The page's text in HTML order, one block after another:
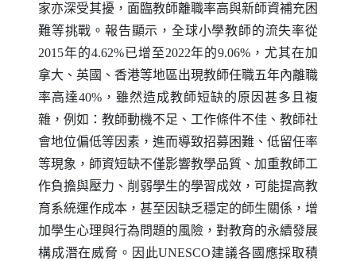
家亦深受其擾，面臨教師離職率高與新師資補充困
難等挑戰。報告顯示，全球小學教師的流失率從
2015年的4.62%已增至2022年的9.06%，尤其在加
拿大、英國、香港等地區出現教師任職五年內離職
率高達40%，雖然造成教師短缺的原因甚多且複
雜，例如：教師動機不足、工作條件不佳、教師社
會地位偏低等因素，進而導致招募困難、低留任率
等現象，師資短缺不僅影響教學品質、加重教師工
作負擔與壓力、削弱學生的學習成效，可能提高教
育系統運作成本，甚至因缺乏穩定的師生關係，增
加學生心理與行為問題的風險，對教育的永續發展
構成潛在威脅。因此UNESCO建議各國應採取積